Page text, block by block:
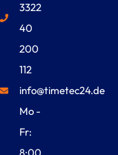
3322
40
200
112
info@timetec24.de
Mo -
Fr: